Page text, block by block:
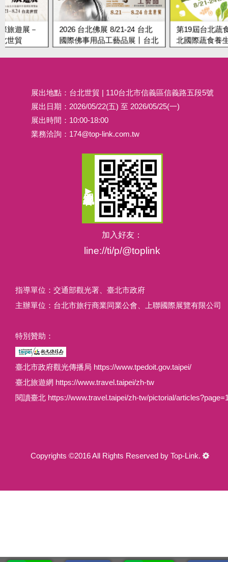
2026 台北佛展 8/21-24 台北
國際佛事用品工藝品展丨台北
第19屆台北蔬食展 8/21-24
北國際蔬食養生展丨台北
展出地點：台北世貿 | 110台北市信義區信義路五段5號
展出日期：2026/05/22(五) 至 2026/05/25(一)
展出時間：10:00-18:00
業務洽詢： 174@top-link.com.tw
加入好友：
line://ti/p/@toplink
指導單位：交通部觀光署、臺北市政府
主辦單位：台北市旅行商業同業公會、上聯國際展覽有限公司
特別贊助：
臺北市政府觀光傳播局 https://www.tpedoit.gov.taipei/
臺北旅遊網 https://www.travel.taipei/zh-tw
閱讀臺北 https://www.travel.taipei/zh-tw/pictorial/
Copyrights ©2016 All Rights Reserved by Top-Link.